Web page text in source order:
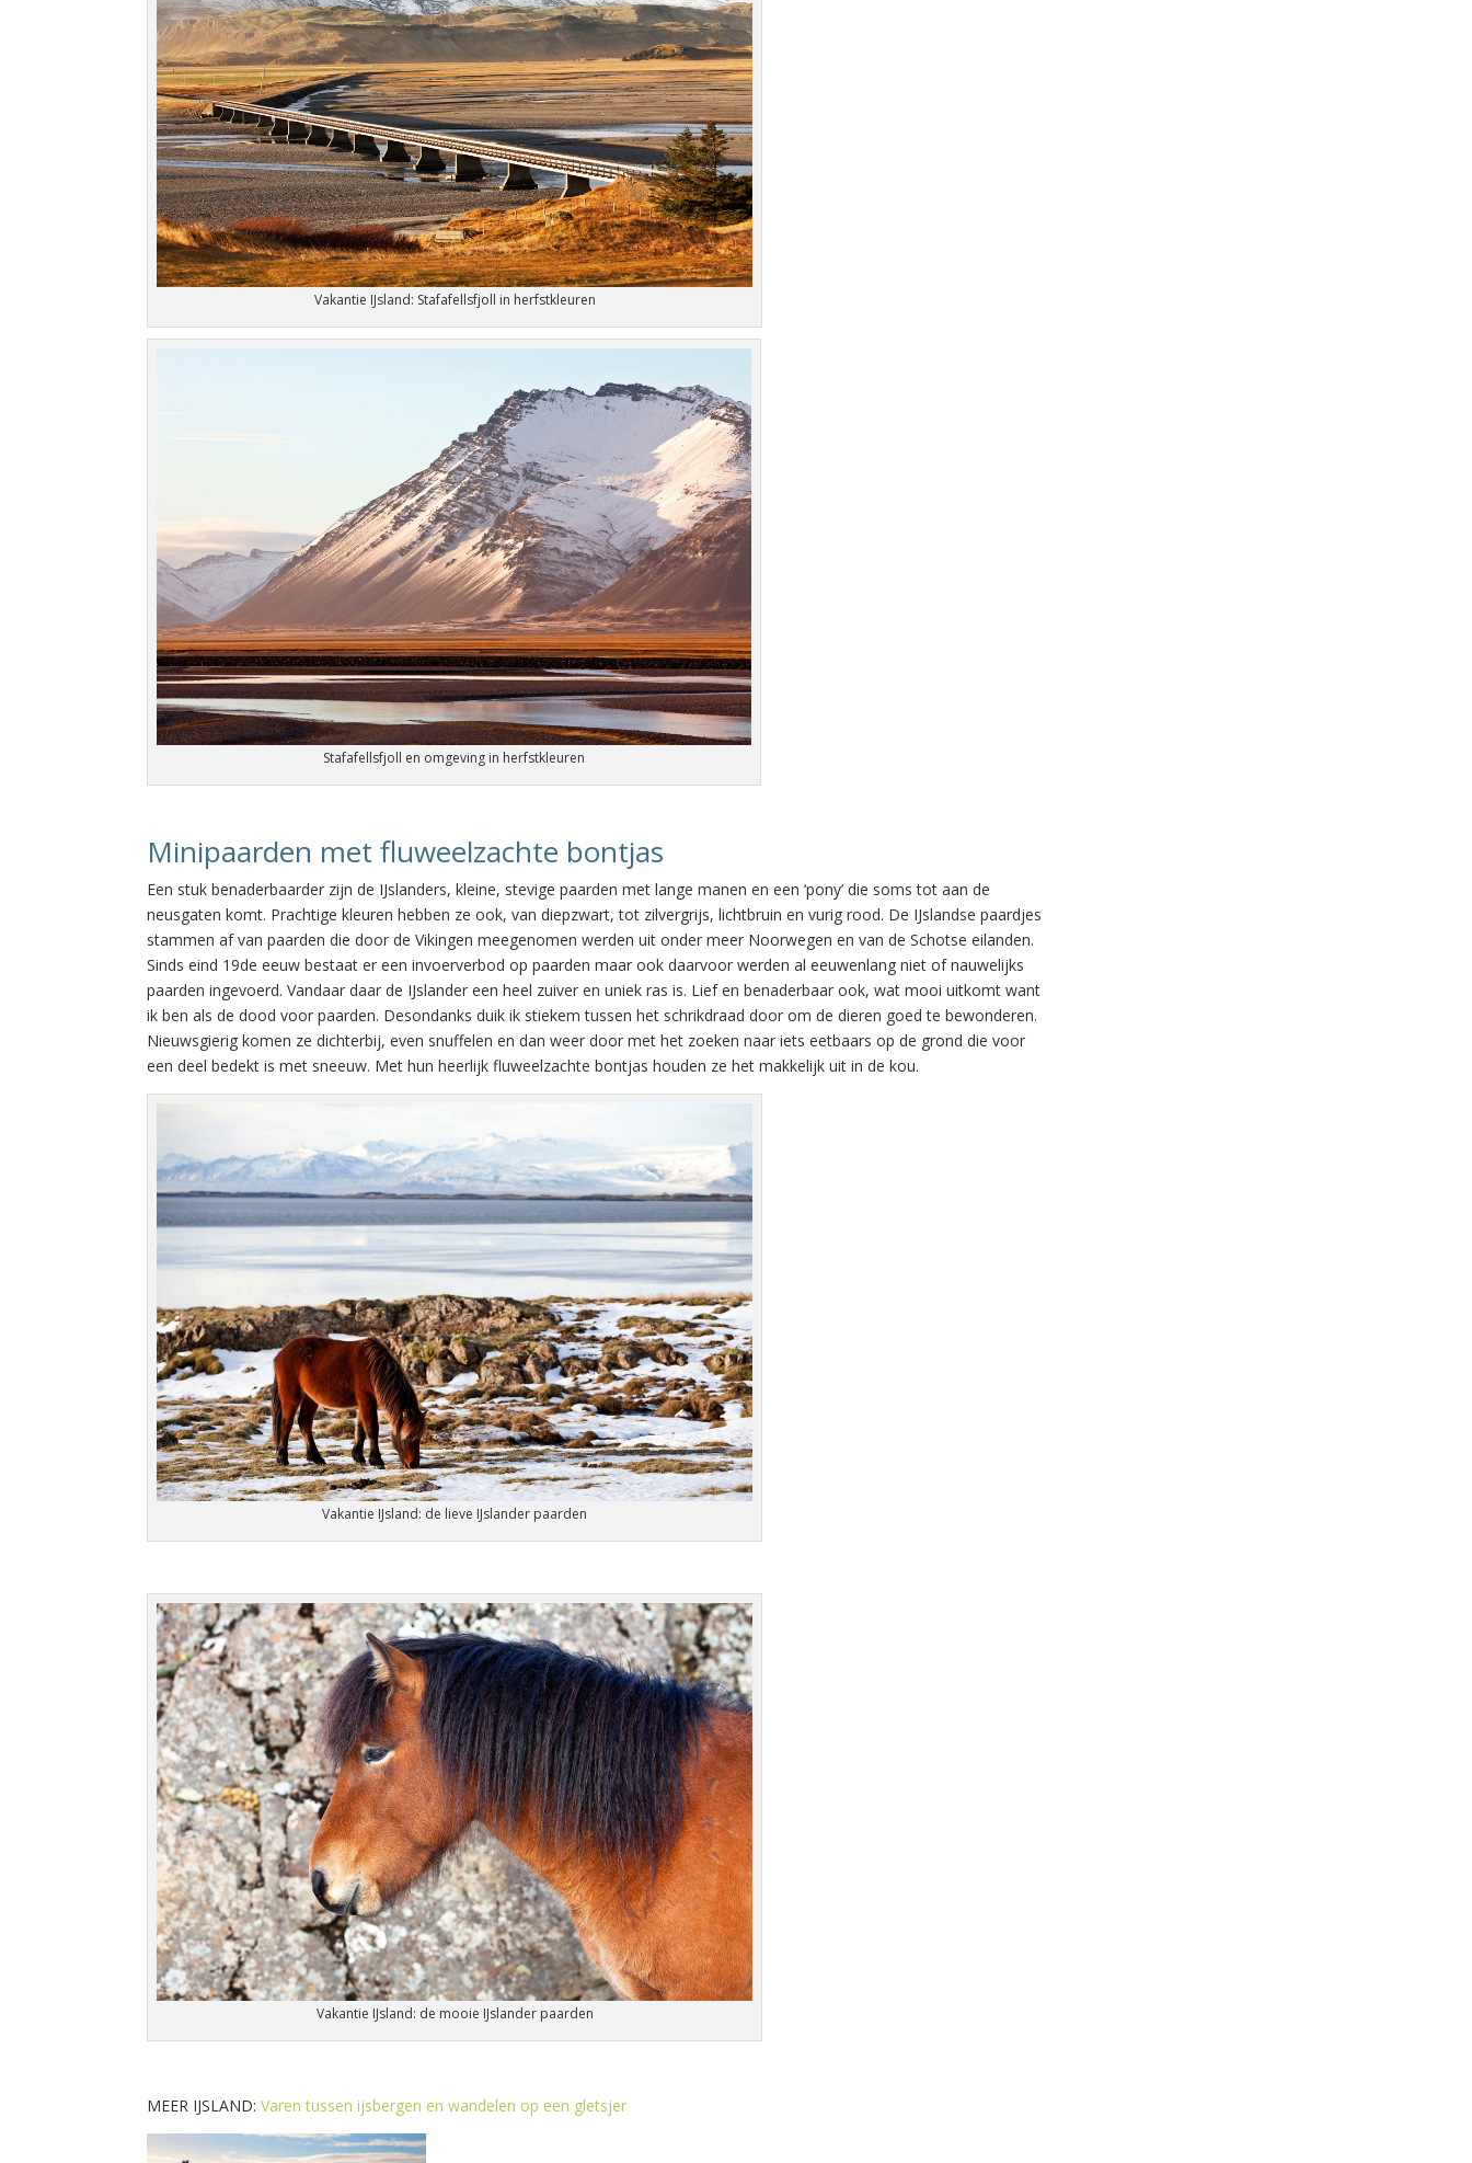
Vakantie IJsland: Stafafellsfjoll in herfstkleuren
Stafafellsfjoll en omgeving in herfstkleuren
Minipaarden met fluweelzachte bontjas
Een stuk benaderbaarder zijn de IJslanders, kleine, stevige paarden met lange manen en een ‘pony’ die soms tot aan de
neusgaten komt. Prachtige kleuren hebben ze ook, van diepzwart, tot zilvergrijs, lichtbruin en vurig rood. De IJslandse paardjes
stammen af van paarden die door de Vikingen meegenomen werden uit onder meer Noorwegen en van de Schotse eilanden.
Sinds eind 19de eeuw bestaat er een invoerverbod op paarden maar ook daarvoor werden al eeuwenlang niet of nauwelijks
paarden ingevoerd. Vandaar daar de IJslander een heel zuiver en uniek ras is. Lief en benaderbaar ook, wat mooi uitkomt want
ik ben als de dood voor paarden. Desondanks duik ik stiekem tussen het schrikdraad door om de dieren goed te bewonderen.
Nieuwsgierig komen ze dichterbij, even snuffelen en dan weer door met het zoeken naar iets eetbaars op de grond die voor
een deel bedekt is met sneeuw. Met hun heerlijk fluweelzachte bontjas houden ze het makkelijk uit in de kou.
Vakantie IJsland: de lieve IJslander paarden
Vakantie IJsland: de mooie IJslander paarden
MEER IJSLAND:Varen tussen ijsbergen en wandelen op een gletsjer